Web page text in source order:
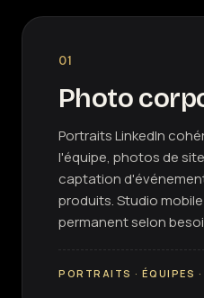
01
Photo
Portraits LinkedIn
l'équipe, photos de
captation
produits. Studio
permanent selon
PORTRAITS · ÉQUIPES